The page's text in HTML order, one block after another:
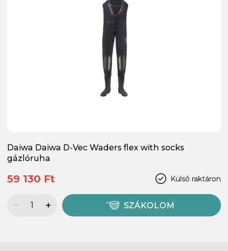
Daiwa Daiwa D-Vec Waders flex with socks
gázlóruha
Külső raktáron
59 130 Ft
SZÁKOLOM